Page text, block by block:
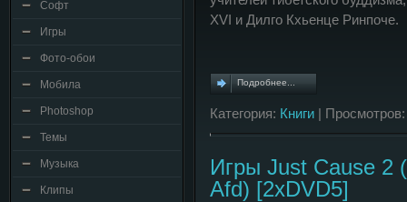
Софт
Игры
Фото-обои
Мобила
Photoshop
Темы
Музыка
Клипы
XVI и Дилго Кхьенце Ринпоче.
Подробнее...
Категория: Книги |
Игры Just Cause 2
Afd) [2xDVD5]